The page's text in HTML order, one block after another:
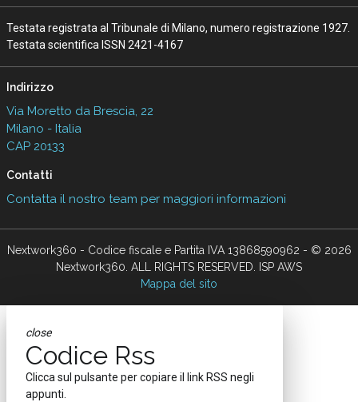
Testata registrata al Tribunale di Milano, numero registrazione 1927.
Testata scientifica ISSN 2421-4167
Indirizzo
Via Moretto da Brescia, 22
Milano - Italia
CAP 20133
Contatti
Contatta il nostro team per maggiori informazioni
Nextwork360 - Codice fiscale e Partita IVA 13868590962 - © 2026
Nextwork360. ALL RIGHTS RESERVED. ISP AWS
Mappa del sito
close
Codice Rss
Clicca sul pulsante per copiare il link RSS negli
appunti.